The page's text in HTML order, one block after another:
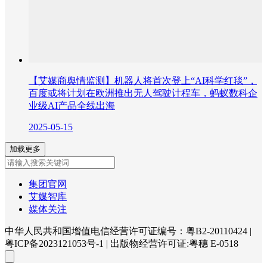
【艾媒商舆情监测】机器人将首次登上“AI科学红毯”，
百度或将计划在欧洲推出无人驾驶计程车，蚂蚁数科企
业级AI产品全线出海
2025-05-15
加载更多
集团官网
艾媒智库
媒体关注
中华人民共和国增值电信经营许可证编号：粤B2-20110424 |
粤ICP备2023121053号-1 | 出版物经营许可证:粤穗 E-0518